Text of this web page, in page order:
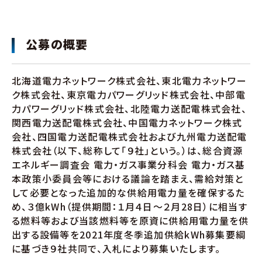
公募の概要
北海道電力ネットワーク株式会社、東北電力ネットワー
ク株式会社、東京電力パワーグリッド株式会社、中部電
力パワーグリッド株式会社、北陸電力送配電株式会社、
関西電力送配電株式会社、中国電力ネットワーク株式
会社、四国電力送配電株式会社および九州電力送配電
株式会社（以下、総称して「９社」という。）は、総合資源
エネルギー調査会 電力・ガス事業分科会 電力・ガス基
本政策小委員会等における議論を踏まえ、需給対策と
して必要となった追加的な供給用電力量を確保するた
め、３億kWh（提供期間：１月４日～２月28日）に相当す
る燃料等および当該燃料等を原資に供給用電力量を供
出する設備等を2021年度冬季追加供給kWh募集要綱
に基づき９社共同で、入札により募集いたします。